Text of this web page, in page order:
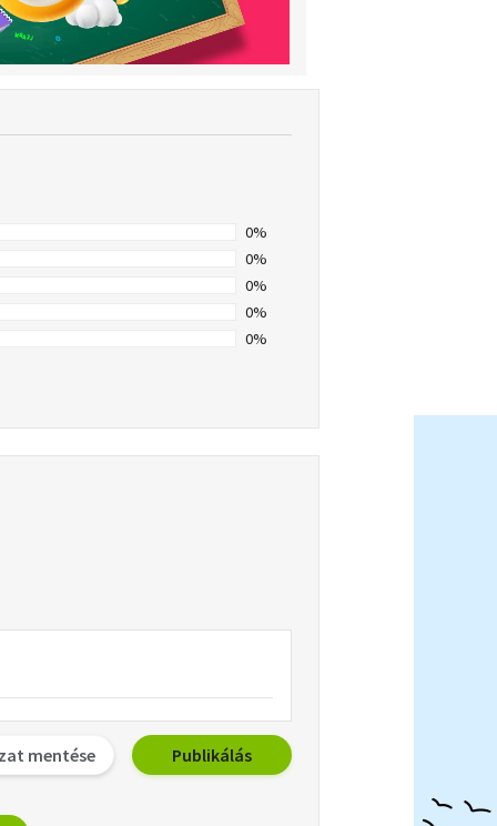
0%
0%
0%
0%
0%
mentése Publikálás